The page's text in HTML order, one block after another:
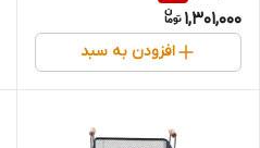
1,301,000
افزودن به سبد